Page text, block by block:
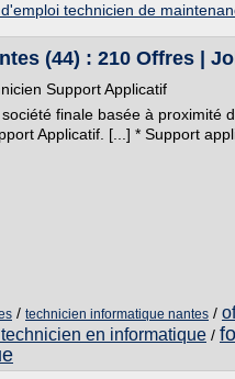
technicien de
(44) : 210 Offres |
Support Applicatif
finale basée à proximité
Applicatif. [...] * Support
/ technicien informatique nantes /
en informatique /